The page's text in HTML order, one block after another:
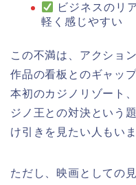
ビジネスのリ
軽く感じやすい
この不満は、アクショ
作品の看板とのギャッ
本初のカジノリゾート
ジノ王との対決という
け引きを見たい人もいま
ただし、映画としての